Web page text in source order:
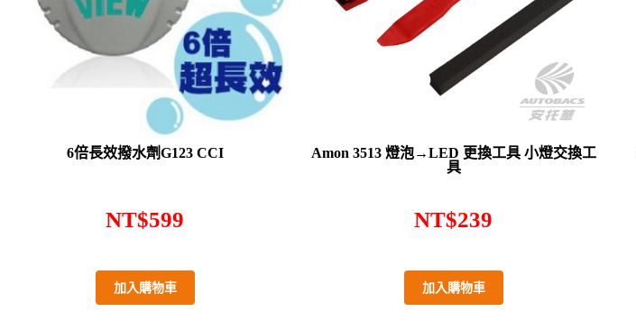
6倍長效撥水劑G123 CCI
NT$599
加入購物車
Amon 3513 燈泡→LED 更換工具 小燈交換工
具
NT$239
加入購物車